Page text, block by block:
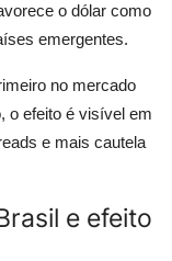
o dólar como
emergentes.
no mercado
o efeito é visível em
e mais cautela
e efeito